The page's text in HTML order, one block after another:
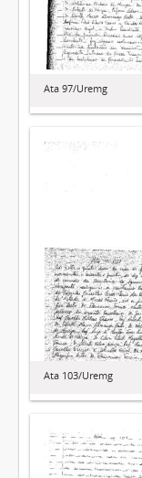
Ata 97/Uremg
Ata 103/Uremg